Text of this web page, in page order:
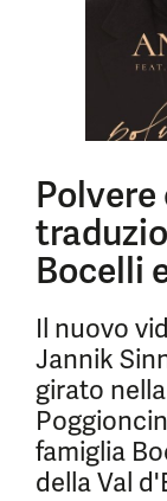
Bocelli
Il nuovo
Jannik
girato
famiglia
della Val